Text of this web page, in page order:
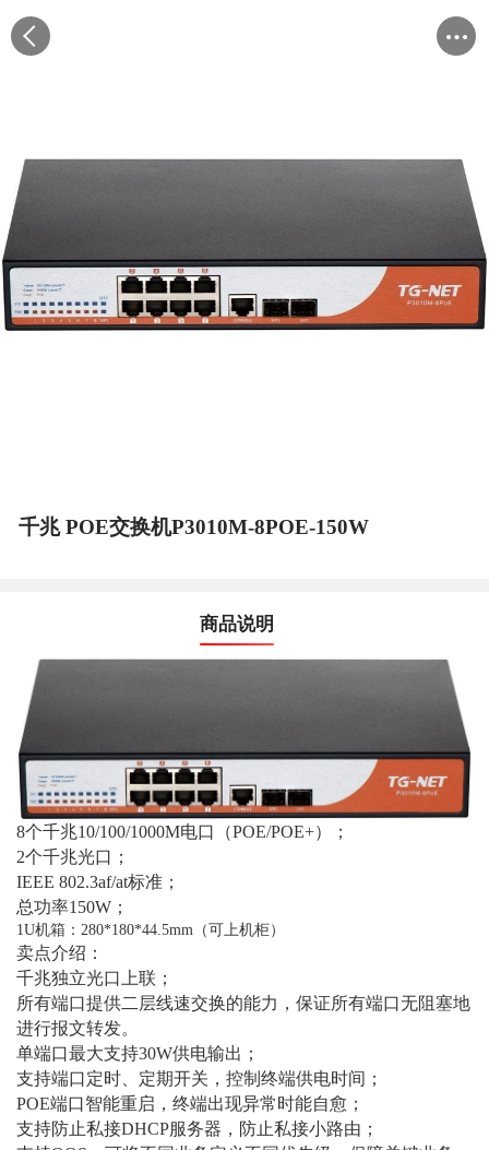
千兆 POE交换机P3010M-8POE-150W
商品说明
8个千兆10/100/1000M电口（POE/POE+）；
2个千兆光口；
IEEE 802.3af/at标准；
总功率150W；
1U机箱：280*180*44.5mm（可上机柜）
卖点介绍：
千兆独立光口上联；
所有端口提供二层线速交换的能力，保证所有端口无阻塞地
进行报文转发。
单端口最大支持30W供电输出；
支持端口定时、定期开关，控制终端供电时间；
POE端口智能重启，终端出现异常时能自愈；
支持防止私接DHCP服务器，防止私接小路由；